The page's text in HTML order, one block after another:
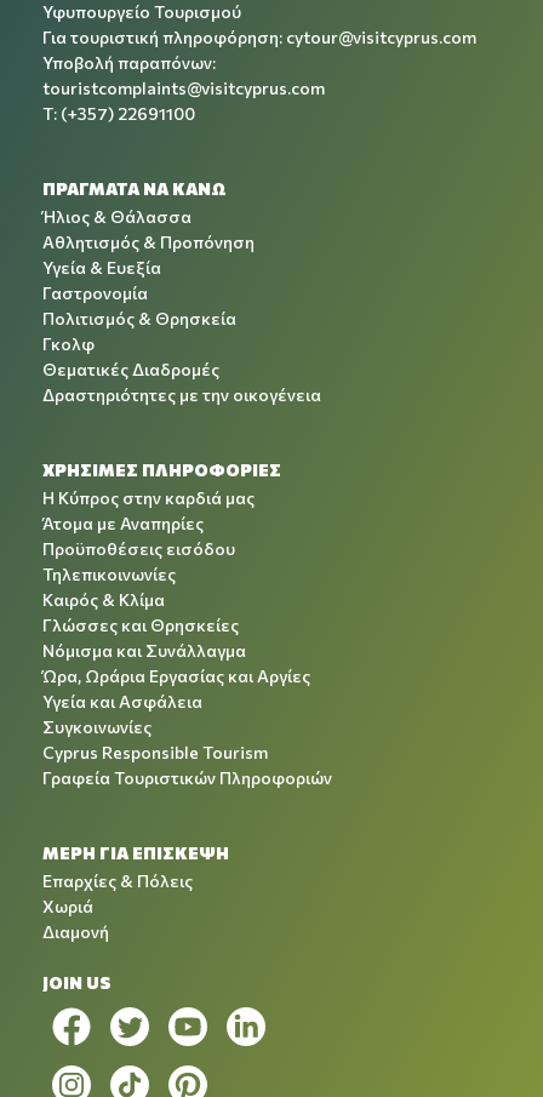
Υφυπουργείο Τουρισμού
Για τουριστική πληροφόρηση: cytour@visitcyprus.com
Υποβολή παραπόνων:
touristcomplaints@visitcyprus.com
T: (+357) 22691100
ΠΡΑΓΜΑΤΑ ΝΑ ΚΑΝΩ
Ήλιος & Θάλασσα
Αθλητισμός & Προπόνηση
Υγεία & Ευεξία
Γαστρονομία
Πολιτισμός & Θρησκεία
Γκολφ
Θεματικές Διαδρομές
Δραστηριότητες με την οικογένεια
ΧΡΉΣΙΜΕΣ ΠΛΗΡΟΦΟΡΊΕΣ
Η Κύπρος στην καρδιά μας
Άτομα με Αναπηρίες
Προϋποθέσεις εισόδου
Τηλεπικοινωνίες
Καιρός & Κλίμα
Γλώσσες και Θρησκείες
Νόμισμα και Συνάλλαγμα
Ώρα, Ωράρια Εργασίας και Αργίες
Υγεία και Ασφάλεια
Συγκοινωνίες
Cyprus Responsible Tourism
Γραφεία Τουριστικών Πληροφοριών
ΜΕΡΗ ΓΙΑ ΕΠΙΣΚΕΨΗ
Επαρχίες & Πόλεις
Χωριά
Διαμονή
JOIN US